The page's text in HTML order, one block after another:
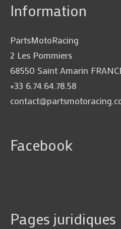
Information
PartsMotoRacing
2 Les Pommiers
68550 Saint Amarin
+33 6.74.64.78.58
Facebook
Pages juridiques